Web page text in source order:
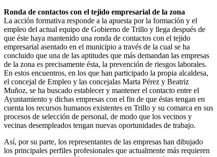
Ronda de contactos con el tejido empresarial de la zona
La acción formativa responde a la apuesta por la formación y el
empleo del actual equipo de Gobierno de Trillo y llega después de
que éste haya mantenido una ronda de contactos con el tejido
empresarial asentado en el municipio a través de la cual se ha
concluido que una de las aptitudes que más demandan las empresas
de la zona es precisamente ésta, la prevención de riesgos laborales.
En estos encuentros, en los que han participado la propia alcaldesa,
el concejal de Empleo y las concejalas Marta Pérez y Beatriz
Muñoz, se ha buscado establecer y mantener el contacto entre el
Ayuntamiento y dichas empresas con el fin de que éstas tengan en
cuenta los recursos humanos existentes en Trillo y su comarca en sus
procesos de selección de personal, de modo que los vecinos y
vecinas desempleados tengan nuevas oportunidades de trabajo.
Así, por su parte, los representantes de las empresas han dibujado
los principales perfiles profesionales que actualmente más requieren